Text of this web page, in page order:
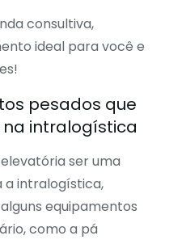
consultiva,
ideal para você e
pesados que
intralogística
ser uma
a intralogística,
equipamentos
como a pá